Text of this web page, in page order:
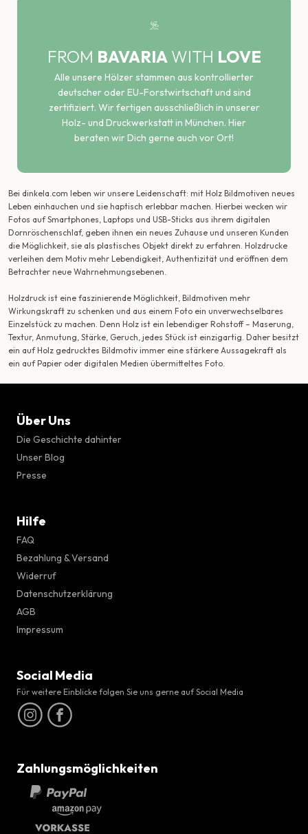
FROM BAVARIAWITH LOVE
Alle unsere Hölzer stammen aus kontrollierter
deutscher oder EU-Forstwirtschaft und sind
zertifiziert. Wir fertigen ausschließlich in unserer
Holz- und Druckwerkstatt in München. Hier
beraten wir Dich gerne auch vor Ort!
Bei dinkela.com leben wir unsere Leidenschaft: mit Holz Bildmotiven neues
Leben einhauchen und sie haptisch erlebbar machen. Hierbei wecken wir
Fotos auf Smartphones, Laptops und USB-Sticks aus ihrem digitalen
Dornröschenschlaf, geben ihnen ein neues Zuhause und unseren Kunden
die Möglichkeit, sie als plastisches Objekt direkt zu erfahren. Holzdrucke
verleihen dem Motiv mehr Lebendigkeit, Authentizität und eröffnen dem
Betrachter neue Wahrnehmungsebenen.
Holzdruck ist eine faszinierende Möglichkeit, Bildmotiven mehr
Wirkungskraft zu schenken und aus einem Foto ein unverwechselbares
Einzelstück zu machen. Denn Holz ist ein lebendiger Rohstoff – Maserung,
Textur, Anmutung, Stärke, Geruch, jedes Stück ist einzigartig. Daher besitzt
ein auf Holz gedrucktes Bildmotiv immer eine stärkere Aussagekraft als
ein auf Papier oder digitalen Medien übermitteltes Foto.
Über Uns
Die Geschichte dahinter
Unser Blog
Presse
Hilfe
FAQ
Bezahlung & Versand
Widerruf
Datenschutzerklärung
AGB
Impressum
Social Media
Für weitere Einblicke folgen Sie uns gerne auf Social Media
Zahlungsmöglichkeiten